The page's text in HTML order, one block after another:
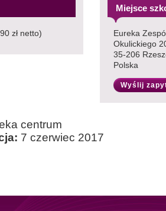
zł netto)
Miejsce
Eureka
Okulickiego
35-206
Polska
Wyślij
centrum
7 czerwiec 2017